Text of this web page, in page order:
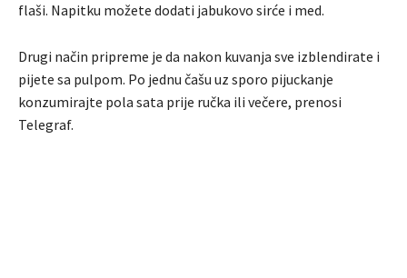
flaši. Napitku možete dodati jabukovo sirće i med.
Drugi način pripreme je da nakon kuvanja sve izblendirate i
pijete sa pulpom. Po jednu čašu uz sporo pijuckanje
konzumirajte pola sata prije ručka ili večere, prenosi
Telegraf.